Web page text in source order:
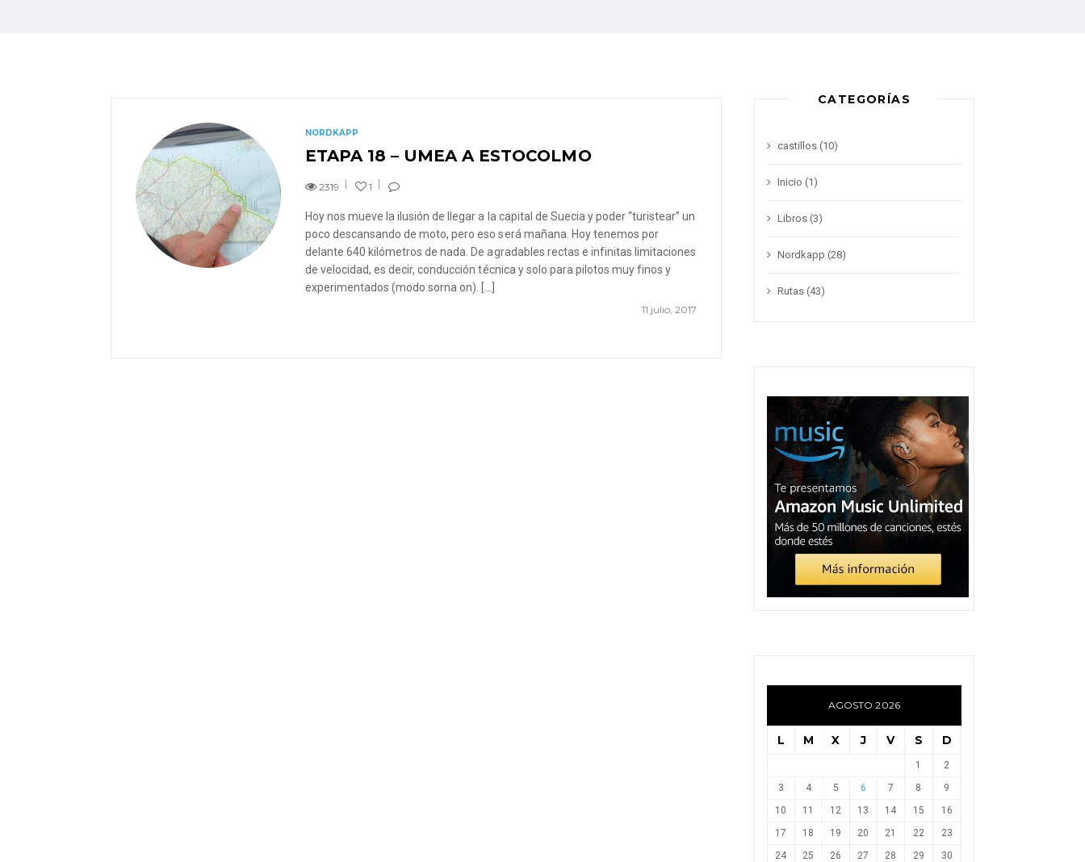
NORDKAPP
ETAPA 18 – UMEA A ESTOCOLMO
2319 1
11 julio, 2017
Hoy nos mueve la ilusión de llegar a la capital de Suecia y poder “turistear” un
poco descansando de moto, pero eso será mañana. Hoy tenemos por
delante 640 kilómetros de nada. De agradables rectas e infinitas limitaciones
de velocidad, es decir, conducción técnica y solo para pilotos muy finos y
experimentados (modo sorna on). […]
CATEGORÍAS
castillos (10)
Inicio (1)
Libros (3)
Nordkapp (28)
Rutas (43)
AGOSTO 2026
L M X J V S D
1
2
3
4 5 6 7 8
9
10
11 12 13 14 15
16
17
18 19 20 21 22
23
24
25 26 27 28 29
30